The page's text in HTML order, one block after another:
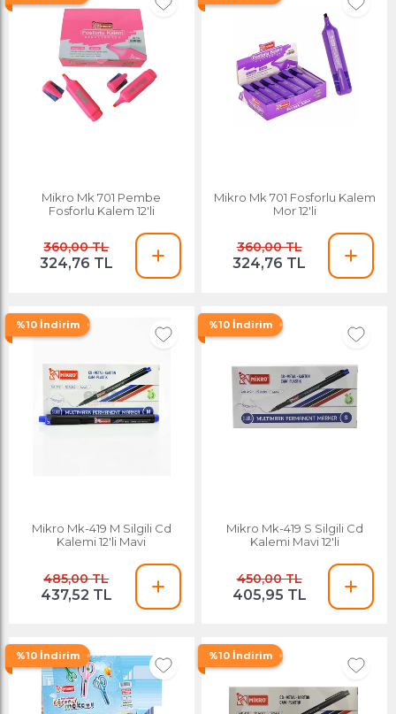
Mikro Mk 701 Pembe
Fosforlu Kalem 12'li
360,00 TL
324,76 TL
Mikro Mk 701 Fosforlu Kalem
Mor 12'li
360,00 TL
324,76 TL
%10 İndirim
Mikro Mk-419 M Silgili Cd
Kalemi 12'li Mavi
485,00 TL
437,52 TL
%10 İndirim
Mikro Mk-419 S Silgili Cd
Kalemi Mavi 12'li
450,00 TL
405,95 TL
%10 İndirim %10 İndirim